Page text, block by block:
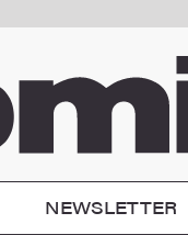
NEWSLETTER